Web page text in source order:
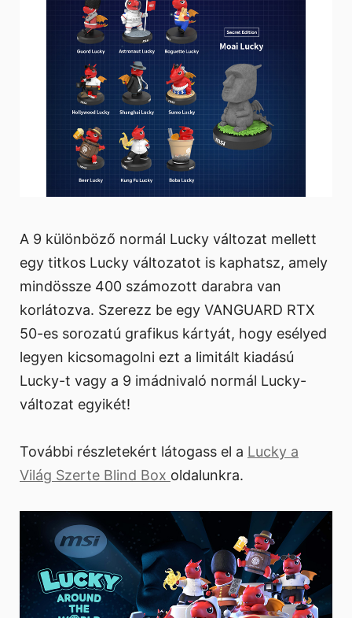
A 9 különböző normál Lucky változat mellett
egy titkos Lucky változatot is kaphatsz, amely
mindössze 400 számozott darabra van
korlátozva. Szerezz be egy VANGUARD RTX
50-es sorozatú grafikus kártyát, hogy esélyed
legyen kicsomagolni ezt a limitált kiadású
Lucky-t vagy a 9 imádnivaló normál Lucky-
változat egyikét!
További részletekért látogass el a Lucky a
Világ Szerte Blind Box oldalunkra.